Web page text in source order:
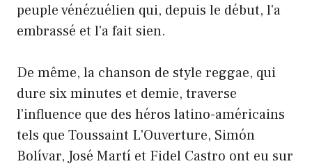
peuple vénézuélien qui, depuis le début, l'a
embrassé et l'a fait sien.
De même, la chanson de style reggae, qui
dure six minutes et demie, traverse
l'influence que des héros latino-américains
tels que Toussaint L'Ouverture, Simón
Bolívar, José Martí et Fidel Castro ont eu sur